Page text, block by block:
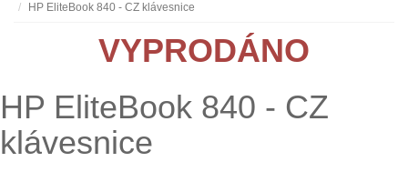
HP EliteBook 840 - CZ klávesnice
VYPRODÁNO
HP EliteBook 840 - CZ
klávesnice